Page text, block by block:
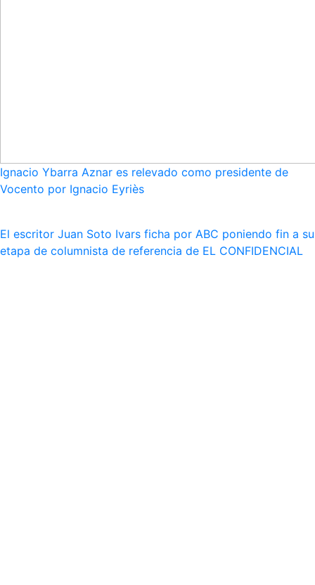
Ignacio Ybarra Aznar es relevado como presidente de
Vocento por Ignacio Eyriès
El escritor Juan Soto Ivars ficha por ABC poniendo fin a su
etapa de columnista de referencia de EL CONFIDENCIAL